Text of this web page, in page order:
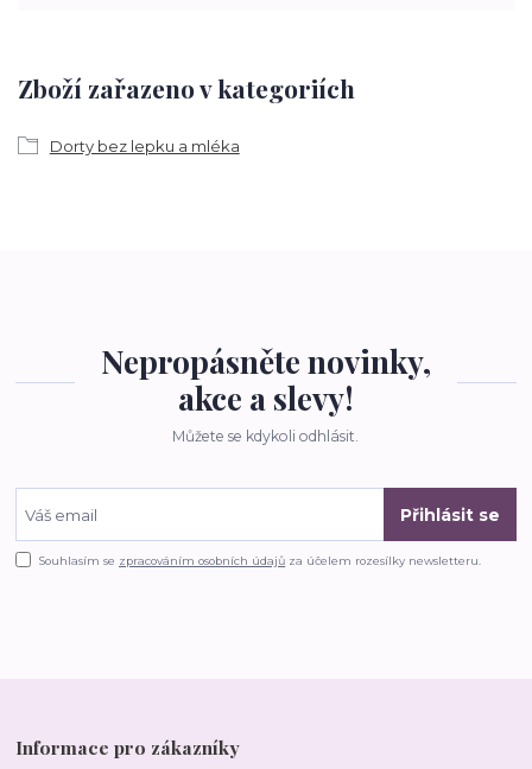
Zboží zařazeno v kategoriích
Dorty bez lepku a mléka
Nepropásněte novinky,
akce a slevy!
Můžete se kdykoli odhlásit.
Přihlásit se
Souhlasím se zpracováním osobních údajů za účelem rozesílky newsletteru.
Informace pro zákazníky